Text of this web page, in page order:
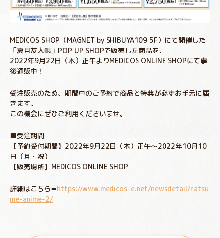
MEDICOS SHOP（MAGNET by SHIBUYA109 5F）にて開催した
「夏目友人帳」POP UP SHOPで販売した商品を、
2022年9月22日（木）正午よりMEDICOS ONLINE SHOPにて事
後通販中！
受注販売のため、期間中のご予約で商品と特典が必ずお手元に届
きます。
この機会にぜひご利用くださいませ。
■受注期間
【予約受付期間】2022年9月22日（木）正午～2022年10月10
日（月・祝）
【販売場所】MEDICOS ONLINE SHOP
詳細はこちら➡https://www.medicos-e.net/newsdetail/natsu
me-anime-2/